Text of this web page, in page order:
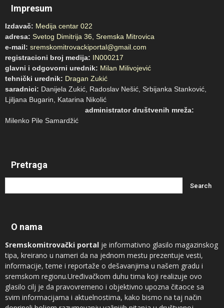
Impresum
Izdavač: Medija centar 022
adresa: Svetog Dimitrija 36, Sremska Mitrovica
e-mail: sremskomitrovackiportal@gmail.com
registracioni broj medija: IN000217
glavni i odgovorni urednik: Milan Milivojević
tehnički urednik: Dragan Zukić
saradnici: Danijela Zukić, Radoslav Nešić, Srbijanka Stanković,
Ljiljana Bugarin, Katarina Nikolić
administrator društvenih mreža:
Milenko Pile Samardžić
Pretraga
O nama
Sremskomitrovački portal je informativno glasilo magazinskog
tipa, kreirano u nameri da na jednom mestu prezentuje vesti,
informacije, teme i reportaže o dešavanjima u našem gradu i
sremskom regionu.Uređivačkom duhu tima koji realizuje ovo
glasilo cilj je da pravovremeno i objektivno upozna čitaoce sa
svim informacijama i aktuelnostima, kako bismo na taj način